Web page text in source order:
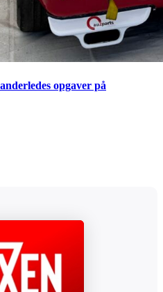
opgaver på